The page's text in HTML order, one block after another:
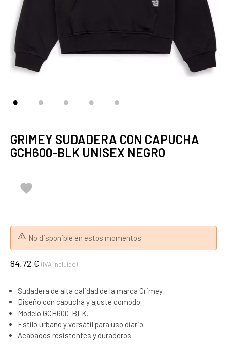
GRIMEY SUDADERA CON CAPUCHA
GCH600-BLK UNISEX NEGRO

No disponible en estos momentos
84,72 € (IVA incluido)
Sudadera de alta calidad de la marca Grimey.
Diseño con capucha y ajuste cómodo.
Modelo GCH600-BLK.
Estilo urbano y versátil para uso diario.
Acabados resistentes y duraderos.